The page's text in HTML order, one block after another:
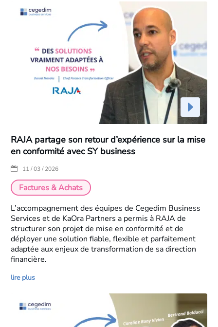
RAJA partage son retour d’expérience sur la mise
en conformité avec SY business
11 / 03 / 2026
Factures & Achats
L’accompagnement des équipes de Cegedim Business
Services et de KaOra Partners a permis à RAJA de
structurer son projet de mise en conformité et de
déployer une solution fiable, flexible et parfaitement
adaptée aux enjeux de transformation de sa direction
financière.
lire plus